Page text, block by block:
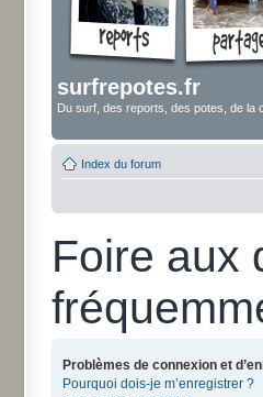
surfrepotes.fr
Du surf, des reports, des potes, de la
Index du forum
Foire aux
Problèmes de connexion et
Pourquoi dois-je m’enregistrer ?